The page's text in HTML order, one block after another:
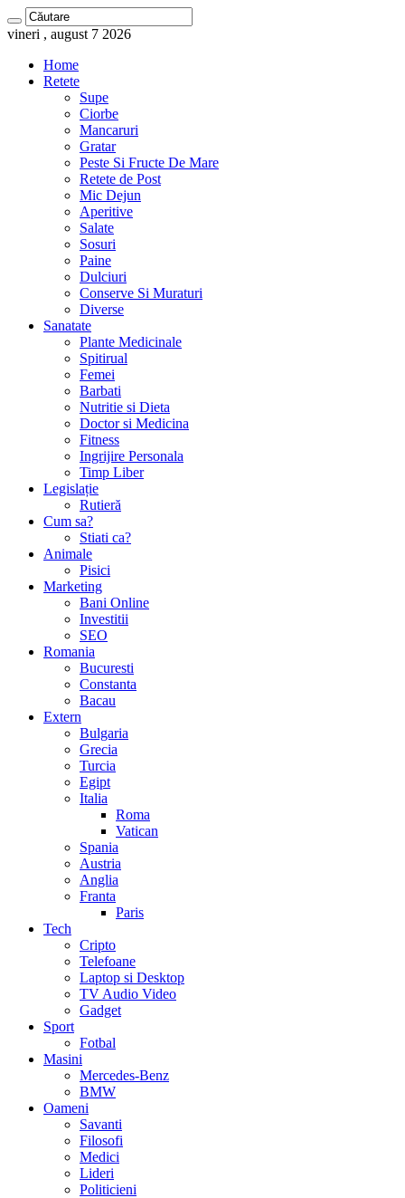
vineri , august 7 2026
Home
Retete
Supe
Ciorbe
Mancaruri
Gratar
Peste Si Fructe De Mare
Retete de Post
Mic Dejun
Aperitive
Salate
Sosuri
Paine
Dulciuri
Conserve Si Muraturi
Diverse
Sanatate
Plante Medicinale
Spitirual
Femei
Barbati
Nutritie si Dieta
Doctor si Medicina
Fitness
Ingrijire Personala
Timp Liber
Legislație
Rutieră
Cum sa?
Stiati ca?
Animale
Pisici
Marketing
Bani Online
Investitii
SEO
Romania
Bucuresti
Constanta
Bacau
Extern
Bulgaria
Grecia
Turcia
Egipt
Italia
Roma
Vatican
Spania
Austria
Anglia
Franta
Paris
Tech
Cripto
Telefoane
Laptop si Desktop
TV Audio Video
Gadget
Sport
Fotbal
Masini
Mercedes-Benz
BMW
Oameni
Savanti
Filosofi
Medici
Lideri
Politicieni